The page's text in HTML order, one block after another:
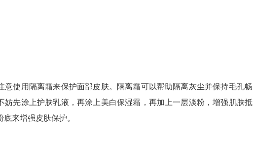
使用隔离霜来保护面部皮肤。隔离霜可以帮助隔离灰尘并保持毛孔畅
妨先涂上护肤乳液，再涂上美白保湿霜，再加上一层淡粉，增强肌肤抵
来增强皮肤保护。